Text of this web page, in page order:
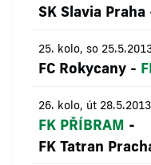
SK Slavia Praha
25. kolo, so
FC Rokycany -
26. kolo, út 28.5.2013
FK PŘÍBRAM -
FK Tatran